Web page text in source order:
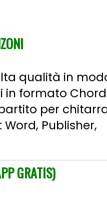
qualità in
in formato
per
Publisher,
GRATIS)